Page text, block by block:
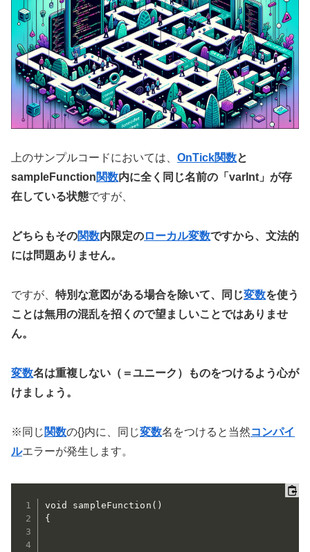
上のサンプルコードにおいては、 OnTick関数と
sampleFunction関数内に全く同じ名前の「varInt」が存
在している状態ですが、
どちらもその関数内限定のローカル変数ですから、文法的
には問題ありません。
ですが、 特別な意図がある場合を除いて、同じ変数を使う
ことは無用の混乱を招くので望ましいことではありませ
ん。
変数名は重複しない（＝ユニーク）ものをつけるよう心が
けましょう。
※同じ 関数の{}内に、同じ変数名をつけると当然コンパイ
ルエラーが発生します。
void sampleFunction()
{